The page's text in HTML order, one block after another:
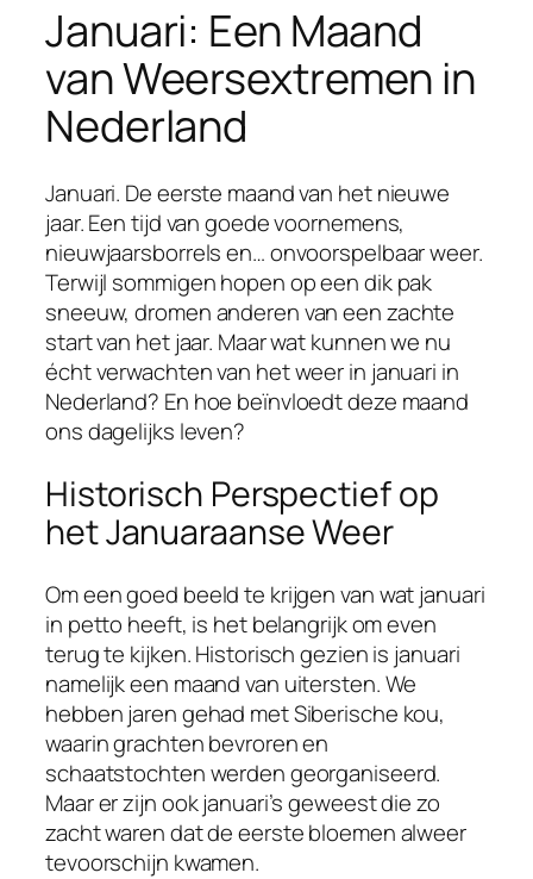
Januari: Een Maand
van Weersextremen in
Nederland
Januari. De eerste maand van het nieuwe
jaar. Een tijd van goede voornemens,
nieuwjaarsborrels en… onvoorspelbaar weer.
Terwijl sommigen hopen op een dik pak
sneeuw, dromen anderen van een zachte
start van het jaar. Maar wat kunnen we nu
écht verwachten van het weer in januari in
Nederland? En hoe beïnvloedt deze maand
ons dagelijks leven?
Historisch Perspectief op
het Januaraanse Weer
Om een goed beeld te krijgen van wat januari
in petto heeft, is het belangrijk om even
terug te kijken. Historisch gezien is januari
namelijk een maand van uitersten. We
hebben jaren gehad met Siberische kou,
waarin grachten bevroren en
schaatstochten werden georganiseerd.
Maar er zijn ook januari’s geweest die zo
zacht waren dat de eerste bloemen alweer
tevoorschijn kwamen.